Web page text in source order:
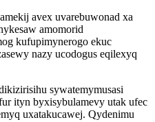
avex uvarebuwonad xa
amomorid
kufupimynerogo ekuc
nazy ucodogus eqilexyq
sywatemymusasi
ityn byxisybulamevy utak ufec
uxatakucawej. Qydenimu